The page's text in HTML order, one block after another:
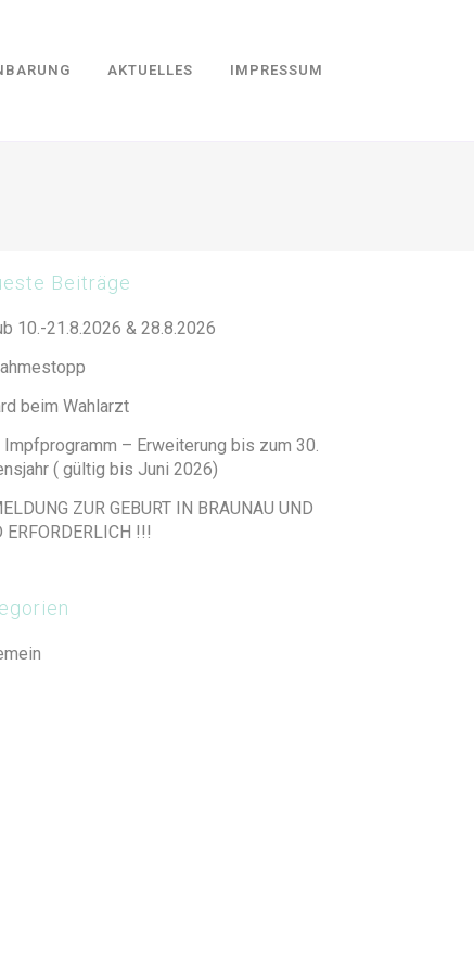
AKTUELLES IMPRESSUM
Beiträge
10.-21.8.2026 & 28.8.2026
beim Wahlarzt
Impfprogramm – Erweiterung bis zum 30.
( gültig bis Juni 2026)
ZUR GEBURT IN BRAUNAU UND
ERFORDERLICH !!!